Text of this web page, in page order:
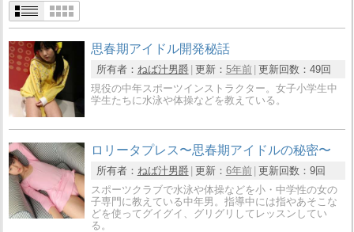
思春期アイドル開発秘話
所有者： ねば汁男爵 更新： 5年前 更新回数： 49回
現役の中年スポーツインストラクター。女子小学生中
学生たちに水泳や体操などを教えている。
ロリータプレス〜思春期アイドルの秘密〜
所有者： ねば汁男爵 更新： 6年前 更新回数： 9回
スポーツクラブで水泳や体操などを小・中学性の女の
子専門に教えている中年男。指導中には指やあそこな
どを使ってグイグイ、グリグリしてレッスンしてい
る。